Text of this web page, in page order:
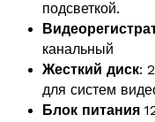
подсветкой.
канальный
Жесткий диск:
для систем
Блок питания